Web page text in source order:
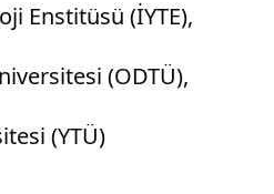
Enstitüsü (İYTE),
(ODTÜ),
(YTÜ)